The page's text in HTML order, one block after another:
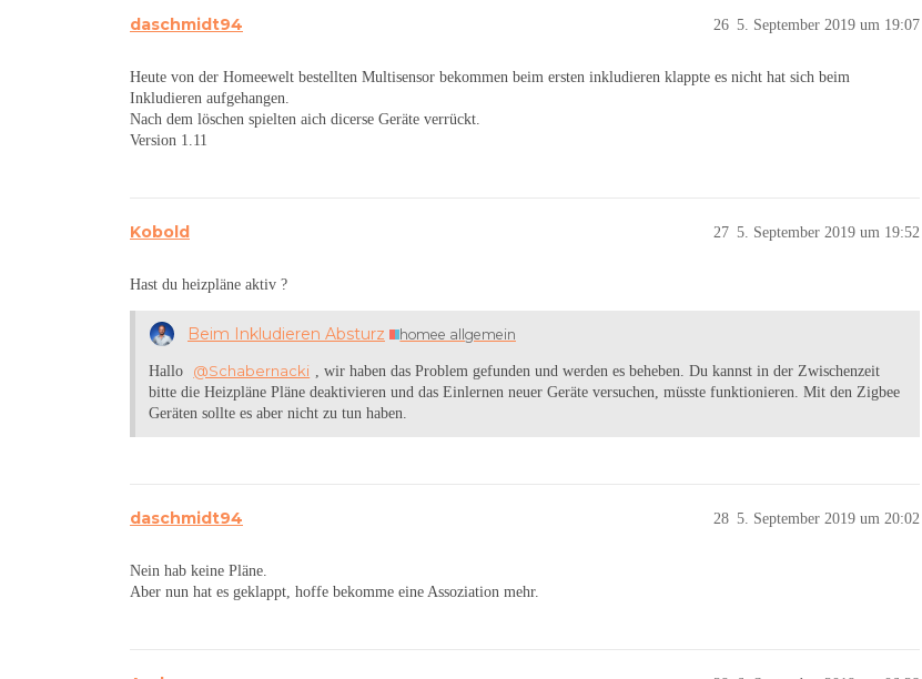
daschmidt94 5. September 2019 um 19:07
26
Heute von der Homeewelt bestellten Multisensor bekommen beim ersten inkludieren klappte es nicht hat sich beim
Inkludieren aufgehangen.
Nach dem löschen spielten aich dicerse Geräte verrückt.
Version 1.11
Kobold 5. September 2019 um 19:52
27
Hast du heizpläne aktiv ?
Beim Inkludieren Absturz homee allgemein
Hallo @Schabernacki , wir haben das Problem gefunden und werden es beheben. Du kannst in der Zwischenzeit
bitte die Heizpläne Pläne deaktivieren und das Einlernen neuer Geräte versuchen, müsste funktionieren. Mit den Zigbee
Geräten sollte es aber nicht zu tun haben.
daschmidt94 5. September 2019 um 20:02
28
Nein hab keine Pläne.
Aber nun hat es geklappt, hoffe bekomme eine Assoziation mehr.